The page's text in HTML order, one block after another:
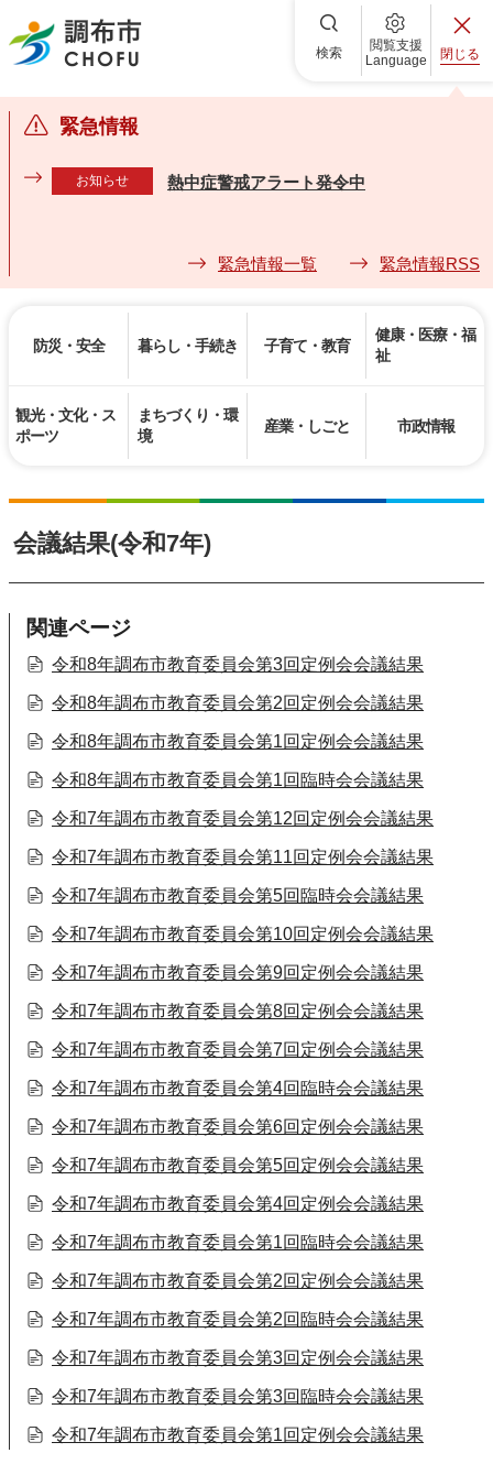
調布市 検索
閲覧支援
Language
閉じる
緊急情報
お知らせ 熱中症警戒アラート発令中
緊急情報一覧 緊急情報RSS
防災・安全 暮らし・手続き 子育て・教育
健康・医療・福
祉
観光・文化・ス
ポーツ
まちづくり・環
境
産業・しごと 市政情報
会議結果(令和7年)
関連ページ
令和8年調布市教育委員会第3回定例会会議結果
令和8年調布市教育委員会第2回定例会会議結果
令和8年調布市教育委員会第1回定例会会議結果
令和8年調布市教育委員会第1回臨時会会議結果
令和7年調布市教育委員会第12回定例会会議結果
令和7年調布市教育委員会第11回定例会会議結果
令和7年調布市教育委員会第5回臨時会会議結果
令和7年調布市教育委員会第10回定例会会議結果
令和7年調布市教育委員会第9回定例会会議結果
令和7年調布市教育委員会第8回定例会会議結果
令和7年調布市教育委員会第7回定例会会議結果
令和7年調布市教育委員会第4回臨時会会議結果
令和7年調布市教育委員会第6回定例会会議結果
令和7年調布市教育委員会第5回定例会会議結果
令和7年調布市教育委員会第4回定例会会議結果
令和7年調布市教育委員会第1回臨時会会議結果
令和7年調布市教育委員会第2回定例会会議結果
令和7年調布市教育委員会第2回臨時会会議結果
令和7年調布市教育委員会第3回定例会会議結果
令和7年調布市教育委員会第3回臨時会会議結果
令和7年調布市教育委員会第1回定例会会議結果